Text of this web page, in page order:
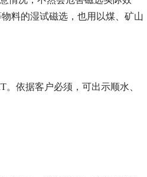
料的湿试磁选，也用以煤、矿山
依据客户必须，可出示顺水、